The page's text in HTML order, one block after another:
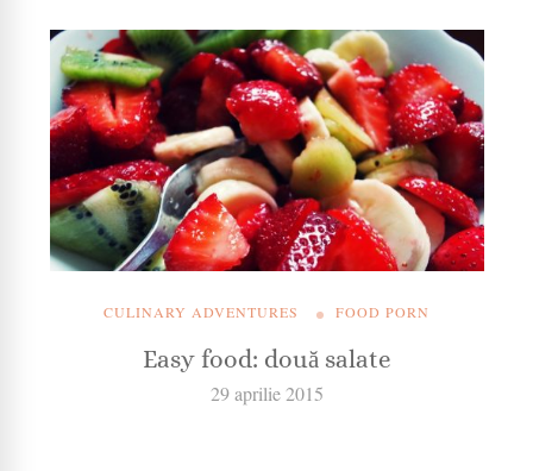
CULINARY ADVENTURES FOOD PORN
Easy food: două salate
29 aprilie 2015